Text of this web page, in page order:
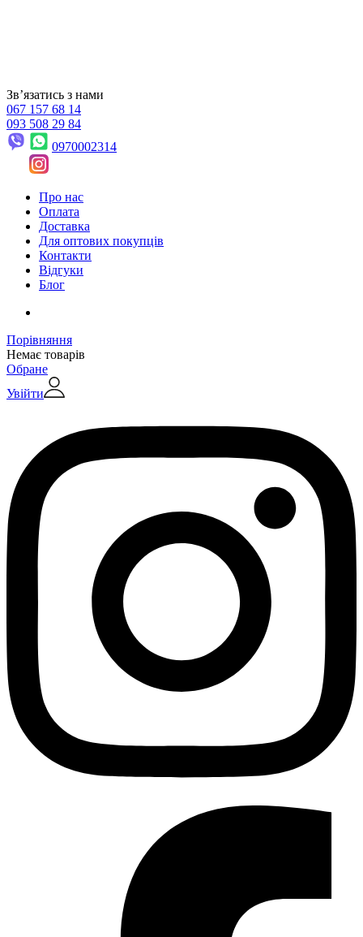
Звʼязатись з нами
067 157 68 14
093 508 29 84
0970002314
Про нас
Оплата
Доставка
Для оптових покупців
Контакти
Відгуки
Блог
Порівняння
Немає товарів
Обране
Увійти